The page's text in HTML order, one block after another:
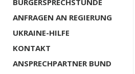
BÜRGERSPRECHSTUNDE
ANFRAGEN AN REGIERUNG
UKRAINE-HILFE
KONTAKT
ANSPRECHPARTNER BUND